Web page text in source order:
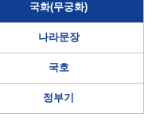
국화(무궁화)
나라문장
국호
정부기